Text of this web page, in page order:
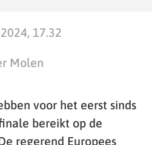
17.32
Molen
voor het eerst sinds
bereikt op de
regerend Europees